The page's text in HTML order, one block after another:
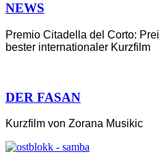
NEWS
Premio Citadella del Corto:
bester internationaler Kurzfilm
DER FASAN
Kurzfilm von Zorana Musikic